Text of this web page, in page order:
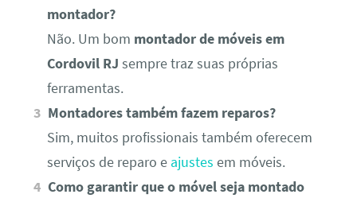
montador?
Não. Um bom montador de móveis em
Cordovil RJ sempre traz suas próprias
ferramentas.
Montadores também fazem reparos?
Sim, muitos profissionais também oferecem
serviços de reparo e ajustes em móveis.
Como garantir que o móvel seja montado